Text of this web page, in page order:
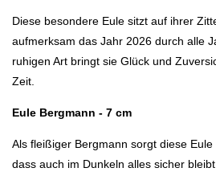
Diese besondere Eule sitzt auf ihrer
aufmerksam das Jahr 2026 durch alle
ruhigen Art bringt sie Glück und
Zeit.
Eule Bergmann - 7 cm
Als fleißiger Bergmann sorgt diese
dass auch im Dunkeln alles sicher